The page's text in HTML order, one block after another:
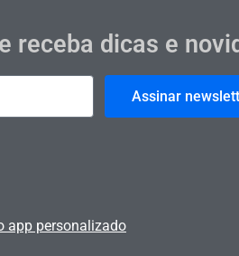
receba dicas e
Assinar
app personalizado